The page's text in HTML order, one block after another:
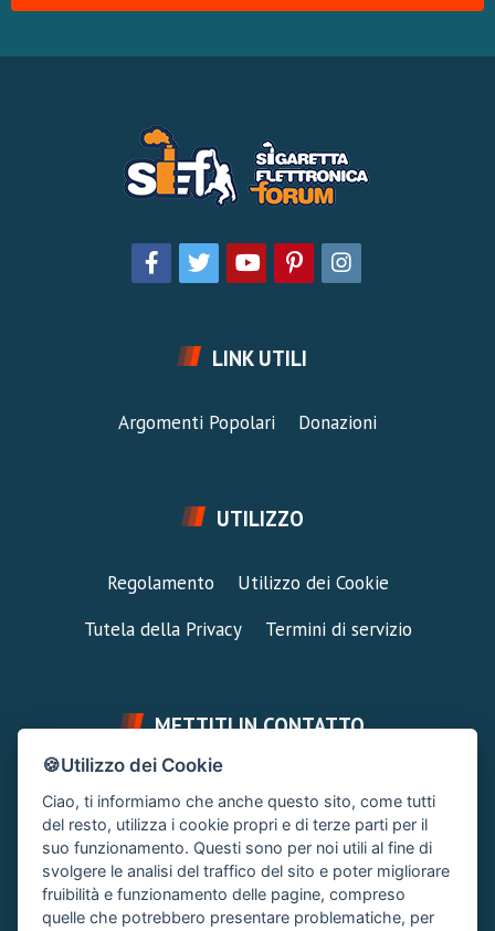
LINK UTILI
Argomenti Popolari Donazioni
UTILIZZO
Regolamento
Utilizzo dei Cookie
Tutela della Privacy
Termini di servizio
METTITI IN CONTATTO
FAI UNA DOMANDA
Chiedi un Consiglio
Area Ticket
CONTATTA L'AMMINISTRAZIONE
Clicca quì
🍪Utilizzo dei Cookie
Ciao, ti informiamo che anche questo sito, come tutti
del resto, utilizza i cookie propri e di terze parti per il
suo funzionamento. Questi sono per noi utili al fine di
svolgere le analisi del traffico del sito e poter migliorare
fruibilità e funzionamento delle pagine, compreso
quelle che potrebbero presentare problematiche, per